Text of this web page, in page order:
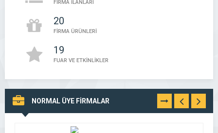
FİRMA İLANLARI
20
FİRMA ÜRÜNLERİ
19
FUAR VE ETKİNLİKLER
NORMAL ÜYE FİRMALAR TÜMÜNÜ
GÖR